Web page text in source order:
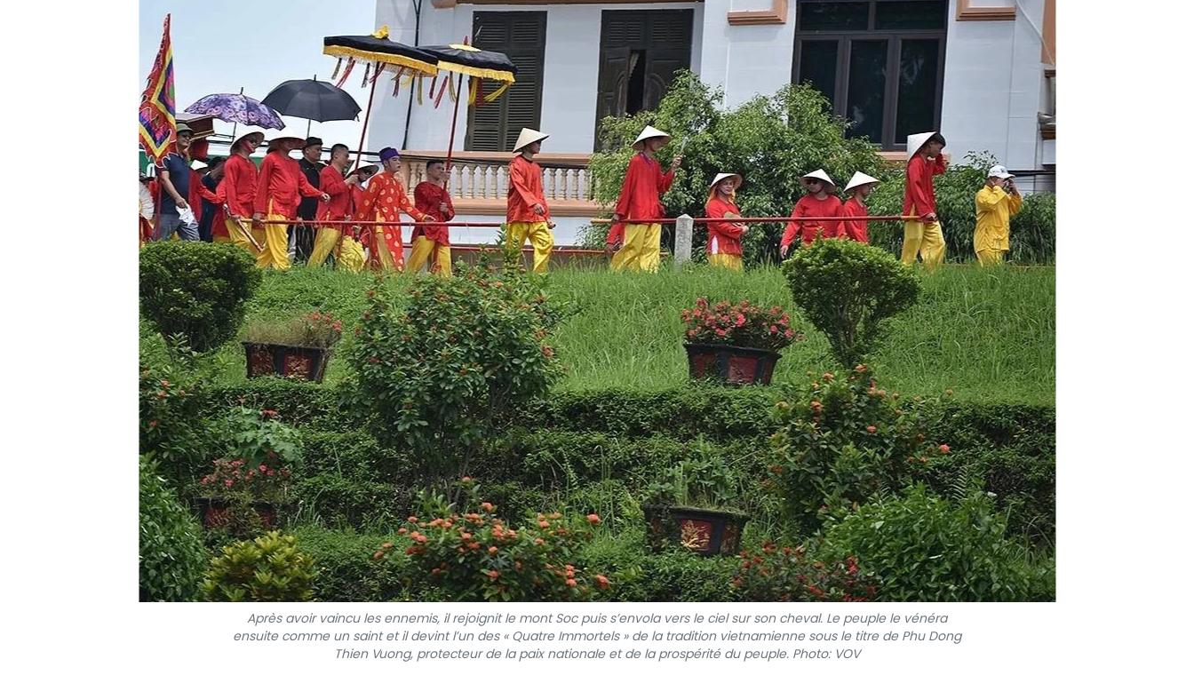
Après avoir vaincu les ennemis, il rejoignit le mont Soc puis s’envola vers le ciel sur son cheval. Le peuple le vénéra
ensuite comme un saint et il devint l’un des « Quatre Immortels » de la tradition vietnamienne sous le titre de Phu Dong
Thien Vuong, protecteur de la paix nationale et de la prospérité du peuple. Photo: VOV